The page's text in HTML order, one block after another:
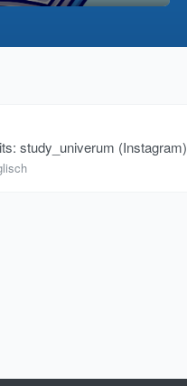
study_univerum (Instagram)